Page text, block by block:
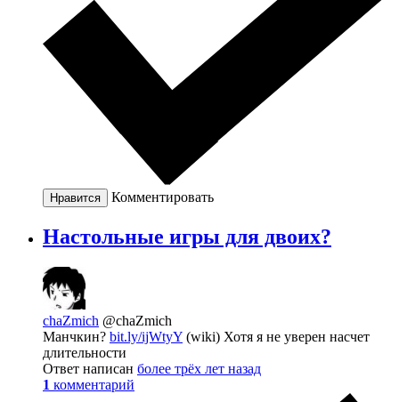
Нравится Комментировать
Настольные игры для двоих?
chaZmich @chaZmich
Манчкин? bit.ly/ijWtyY (wiki) Хотя я не уверен насчет
длительности
Ответ написан более трёх лет назад
1 комментарий